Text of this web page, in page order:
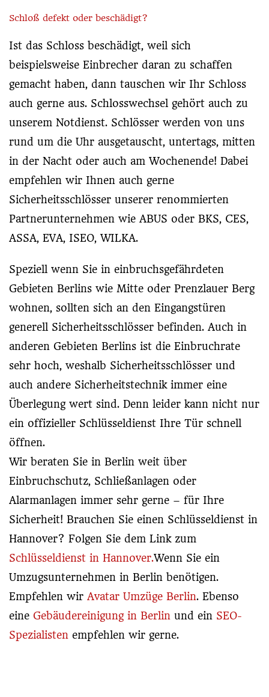
Schloß defekt oder beschädigt?
Ist das Schloss beschädigt, weil sich
beispielsweise Einbrecher daran zu schaffen
gemacht haben, dann tauschen wir Ihr Schloss
auch gerne aus. Schlosswechsel gehört auch zu
unserem Notdienst. Schlösser werden von uns
rund um die Uhr ausgetauscht, untertags, mitten
in der Nacht oder auch am Wochenende! Dabei
empfehlen wir Ihnen auch gerne
Sicherheitsschlösser unserer renommierten
Partnerunternehmen wie ABUS oder BKS, CES,
ASSA, EVA, ISEO, WILKA.
Speziell wenn Sie in einbruchsgefährdeten
Gebieten Berlins wie Mitte oder Prenzlauer Berg
wohnen, sollten sich an den Eingangstüren
generell Sicherheitsschlösser befinden. Auch in
anderen Gebieten Berlins ist die Einbruchrate
sehr hoch, weshalb Sicherheitsschlösser und
auch andere Sicherheitstechnik immer eine
Überlegung wert sind. Denn leider kann nicht nur
ein offizieller Schlüsseldienst Ihre Tür schnell
öffnen.
Wir beraten Sie in Berlin weit über
Einbruchschutz, Schließanlagen oder
Alarmanlagen immer sehr gerne – für Ihre
Sicherheit! Brauchen Sie einen Schlüsseldienst in
Hannover? Folgen Sie dem Link zum
Schlüsseldienst in Hannover.Wenn Sie ein
Umzugsunternehmen in Berlin benötigen.
Empfehlen wir Avatar Umzüge Berlin. Ebenso
eine Gebäudereinigung in Berlin und ein SEO-
Spezialisten empfehlen wir gerne.